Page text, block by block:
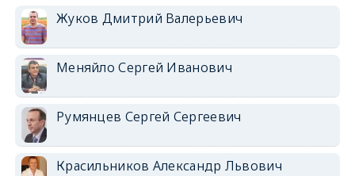
Жуков Дмитрий Валерьевич
Меняйло Сергей Иванович
Румянцев Сергей Сергеевич
Красильников Александр Львович